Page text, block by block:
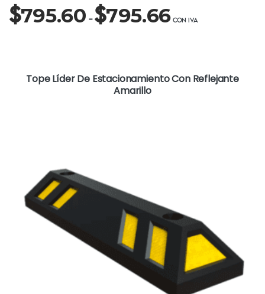
$795.60 - $795.66de
hasta
Tope Líder De Estacionamiento Con Reflejante
Amarillo